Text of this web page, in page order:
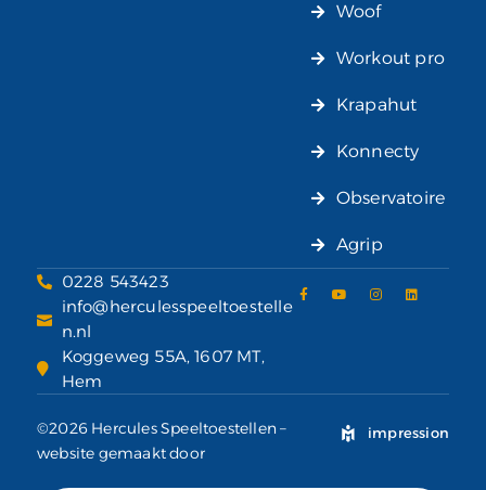
Woof
Workout pro
Krapahut
Konnecty
Observatoire
Agrip
0228 543423
info@herculesspeeltoestelle
n.nl
Koggeweg 55A, 1607 MT,
Hem
©2026 Hercules Speeltoestellen –
website gemaakt door
impression